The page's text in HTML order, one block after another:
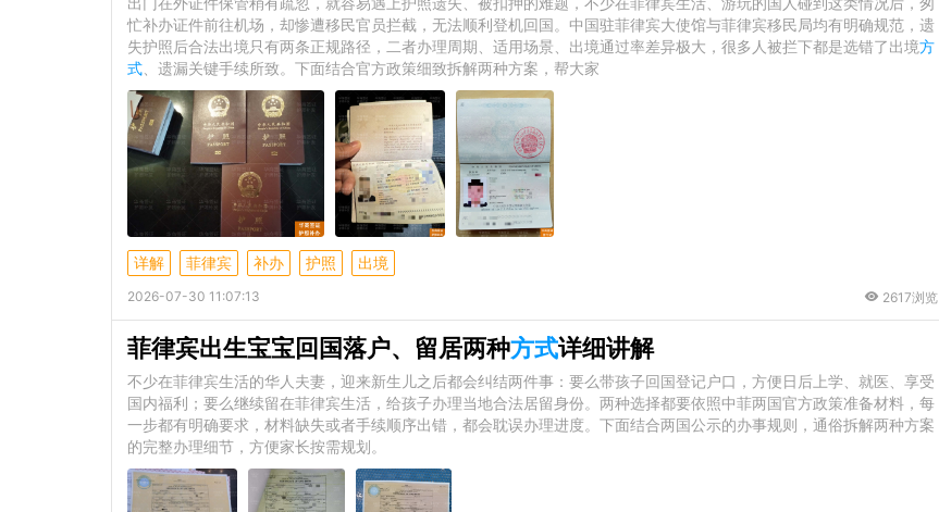
忙补办证件前往机场，却惨遭移民官员拦截，无法顺利登机回国。中国驻菲律宾大使馆与菲律宾移民局均有明确规范，遗
失护照后合法出境只有两条正规路径，二者办理周期、适用场景、出境通过率差异极大，很多人被拦下都是选错了出境方
式 、遗漏关键手续所致。下面结合官方政策细致拆解两种方案，帮大家
详解 菲律宾 补办 护照 出境
2026-07-30 11:07:13 2617浏览
菲律宾出生宝宝回国落户、留居两种方式详细讲解
不少在菲律宾生活的华人夫妻，迎来新生儿之后都会纠结两件事：要么带孩子回国登记户口，方便日后上学、就医、享受
国内福利；要么继续留在菲律宾生活，给孩子办理当地合法居留身份。两种选择都要依照中菲两国官方政策准备材料，每
一步都有明确要求，材料缺失或者手续顺序出错，都会耽误办理进度。下面结合两国公示的办事规则，通俗拆解两种方案
的完整办理细节，方便家长按需规划。